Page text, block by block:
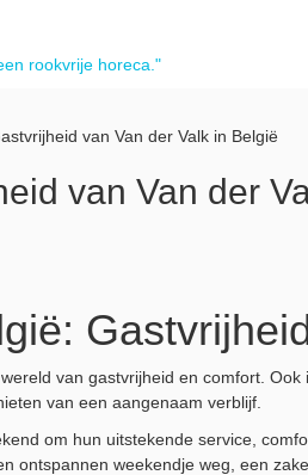
rookvrije horeca."
van Van der Valk in België
van Van der
van gastvrijheid en comfort.
van een aangenaam verblijf.
om hun uitstekende service,
ontspannen weekendje weg, een